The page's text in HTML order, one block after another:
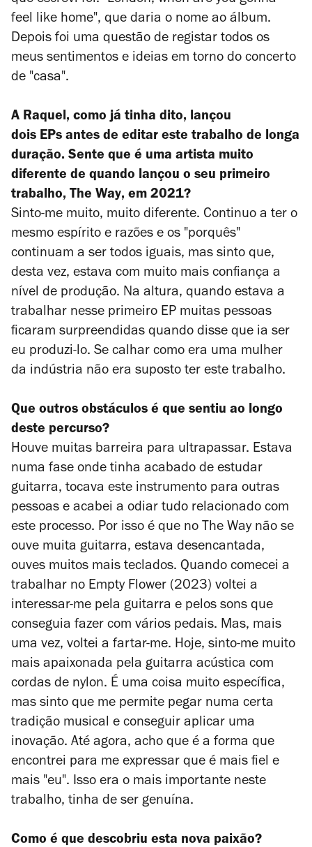
feel like home", que daria o nome ao álbum.
Depois foi uma questão de registar todos os
meus sentimentos e ideias em torno do concerto
de "casa".
A Raquel, como já tinha dito, lançou
dois EPs antes de editar este trabalho de longa
duração. Sente que é uma artista muito
diferente de quando lançou o seu primeiro
trabalho, The Way, em 2021?
Sinto-me muito, muito diferente. Continuo a ter o
mesmo espírito e razões e os "porquês"
continuam a ser todos iguais, mas sinto que,
desta vez, estava com muito mais confiança a
nível de produção. Na altura, quando estava a
trabalhar nesse primeiro EP muitas pessoas
ficaram surpreendidas quando disse que ia ser
eu produzi-lo. Se calhar como era uma mulher
da indústria não era suposto ter este trabalho.
Que outros obstáculos é que sentiu ao longo
deste percurso?
Houve muitas barreira para ultrapassar. Estava
numa fase onde tinha acabado de estudar
guitarra, tocava este instrumento para outras
pessoas e acabei a odiar tudo relacionado com
este processo. Por isso é que no The Way não se
ouve muita guitarra, estava desencantada,
ouves muitos mais teclados. Quando comecei a
trabalhar no Empty Flower (2023) voltei a
interessar-me pela guitarra e pelos sons que
conseguia fazer com vários pedais. Mas, mais
uma vez, voltei a fartar-me. Hoje, sinto-me muito
mais apaixonada pela guitarra acústica com
cordas de nylon. É uma coisa muito específica,
mas sinto que me permite pegar numa certa
tradição musical e conseguir aplicar uma
inovação. Até agora, acho que é a forma que
encontrei para me expressar que é mais fiel e
mais "eu". Isso era o mais importante neste
trabalho, tinha de ser genuína.
Como é que descobriu esta nova paixão?